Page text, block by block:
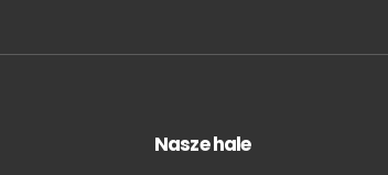
Nasze hale